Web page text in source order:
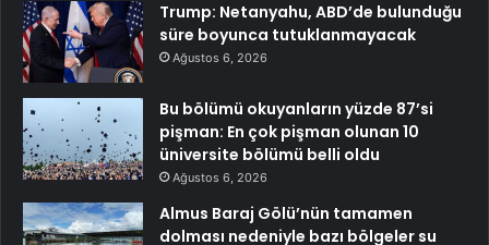
Trump: Netanyahu, ABD’de bulunduğu
süre boyunca tutuklanmayacak
Ağustos 6, 2026
Bu bölümü okuyanların yüzde 87’si
pişman: En çok pişman olunan 10
üniversite bölümü belli oldu
Ağustos 6, 2026
Almus Baraj Gölü’nün tamamen
dolması nedeniyle bazı bölgeler su